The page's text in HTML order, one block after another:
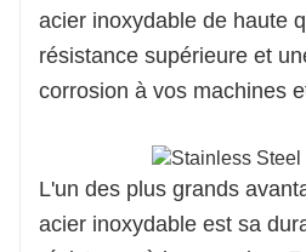
acier inoxydable de haute
résistance supérieure et
corrosion à vos machines
L'un des plus grands
acier inoxydable est sa